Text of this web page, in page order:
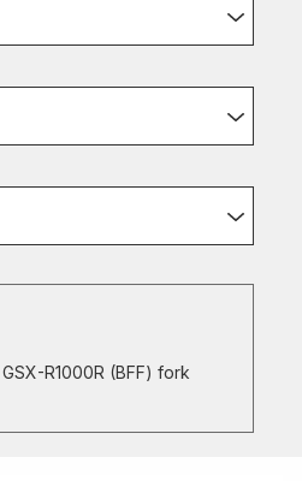
R1000R (BFF) fork